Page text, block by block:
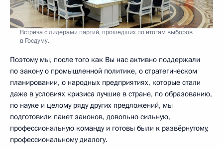
Встреча с лидерами партий, прошедших по итогам выборов
в Госдуму.
Поэтому мы, после того как Вы нас активно поддержали
по закону о промышленной политике, о стратегическом
планировании, о народных предприятиях, которые стали
даже в условиях кризиса лучшие в стране, по образованию,
по науке и целому ряду других предложений, мы
подготовили пакет законов, довольно сильную,
профессиональную команду и готовы были к развёрнутому,
профессиональному диалогу.